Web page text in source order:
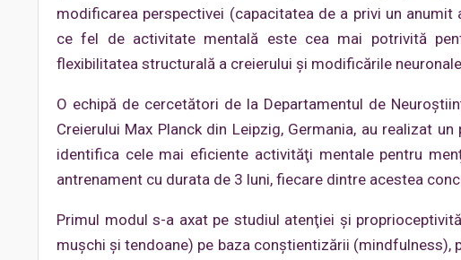
modificarea perspectivei (capacitatea de a privi un
ce fel de activitate mentală este cea mai potrivită
flexibilitatea structurală a creierului şi modificările
O echipă de cercetători de la Departamentul de
Creierului Max Planck din Leipzig, Germania, au realizat
identifica cele mai eficiente activităţi mentale pentru
antrenament cu durata de 3 luni, fiecare dintre acestea
Primul modul s-a axat pe studiul atenţiei şi
mușchi și tendoane) pe baza conștientizării